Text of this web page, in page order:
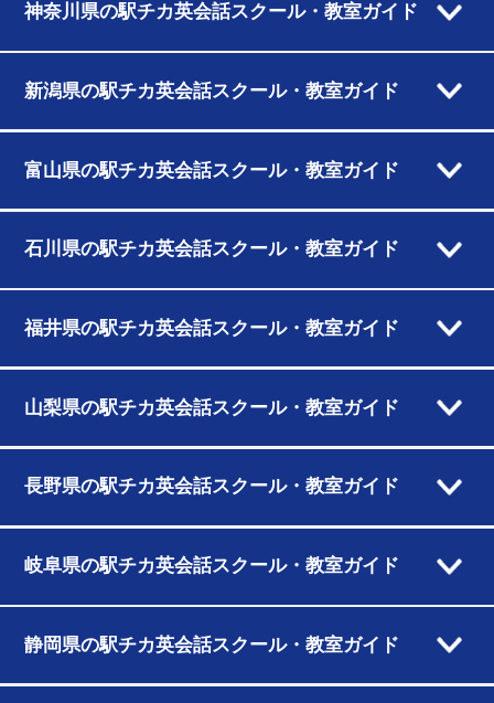
神奈川県の駅チカ英会話スクール・教室ガイド
新潟県の駅チカ英会話スクール・教室ガイド
富山県の駅チカ英会話スクール・教室ガイド
石川県の駅チカ英会話スクール・教室ガイド
福井県の駅チカ英会話スクール・教室ガイド
山梨県の駅チカ英会話スクール・教室ガイド
長野県の駅チカ英会話スクール・教室ガイド
岐阜県の駅チカ英会話スクール・教室ガイド
静岡県の駅チカ英会話スクール・教室ガイド